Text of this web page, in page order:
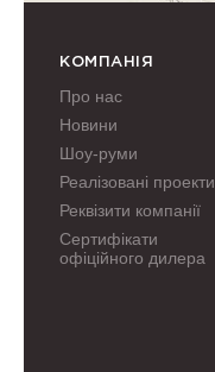
КОМПАНІЯ
Про нас
Новини
Шоу-руми
Реалізовані проекти
Реквізити компанії
Сертифікати
офіційного дилера